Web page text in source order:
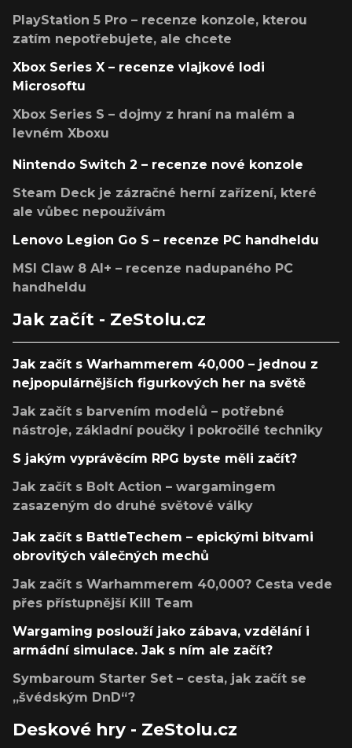
PlayStation 5 Pro – recenze konzole, kterou
zatím nepotřebujete, ale chcete
Xbox Series X – recenze vlajkové lodi
Microsoftu
Xbox Series S – dojmy z hraní na malém a
levném Xboxu
Nintendo Switch 2 – recenze nové konzole
Steam Deck je zázračné herní zařízení, které
ale vůbec nepoužívám
Lenovo Legion Go S – recenze PC handheldu
MSI Claw 8 AI+ – recenze nadupaného PC
handheldu
Jak začít - ZeStolu.cz
Jak začít s Warhammerem 40,000 – jednou z
nejpopulárnějších figurkových her na světě
Jak začít s barvením modelů – potřebné
nástroje, základní poučky i pokročilé techniky
S jakým vyprávěcím RPG byste měli začít?
Jak začít s Bolt Action – wargamingem
zasazeným do druhé světové války
Jak začít s BattleTechem – epickými bitvami
obrovitých válečných mechů
Jak začít s Warhammerem 40,000? Cesta vede
přes přístupnější Kill Team
Wargaming poslouží jako zábava, vzdělání i
armádní simulace. Jak s ním ale začít?
Symbaroum Starter Set – cesta, jak začít se
„švédským DnD“?
Deskové hry - ZeStolu.cz